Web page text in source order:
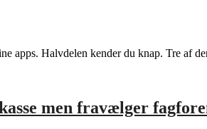
apps. Halvdelen kender du knap. Tre af
men fravælger